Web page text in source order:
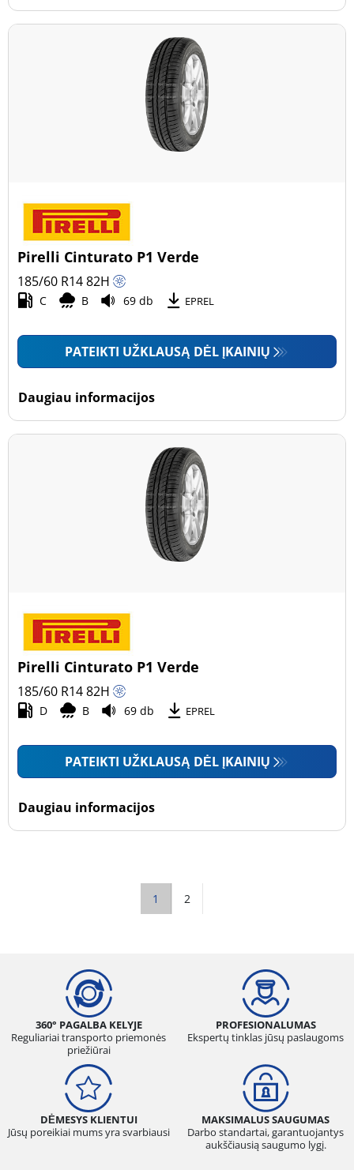
Pirelli Cinturato P1 Verde
185/60 R1482H
C B 69 db EPREL
PATEIKTI UŽKLAUSĄ DĖL ĮKAINIŲ
Daugiau informacijos
Pirelli Cinturato P1 Verde
185/60 R1482H
D B 69 db EPREL
PATEIKTI UŽKLAUSĄ DĖL ĮKAINIŲ
Daugiau informacijos
1 2
360° PAGALBA KELYJE
Reguliariai transporto priemonės
priežiūrai
PROFESIONALUMAS
Ekspertų tinklas jūsų paslaugoms
DĖMESYS KLIENTUI
Jūsų poreikiai mums yra svarbiausi
MAKSIMALUS SAUGUMAS
Darbo standartai, garantuojantys
aukščiausią saugumo lygį.